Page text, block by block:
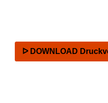
ᐅ DOWNLOAD